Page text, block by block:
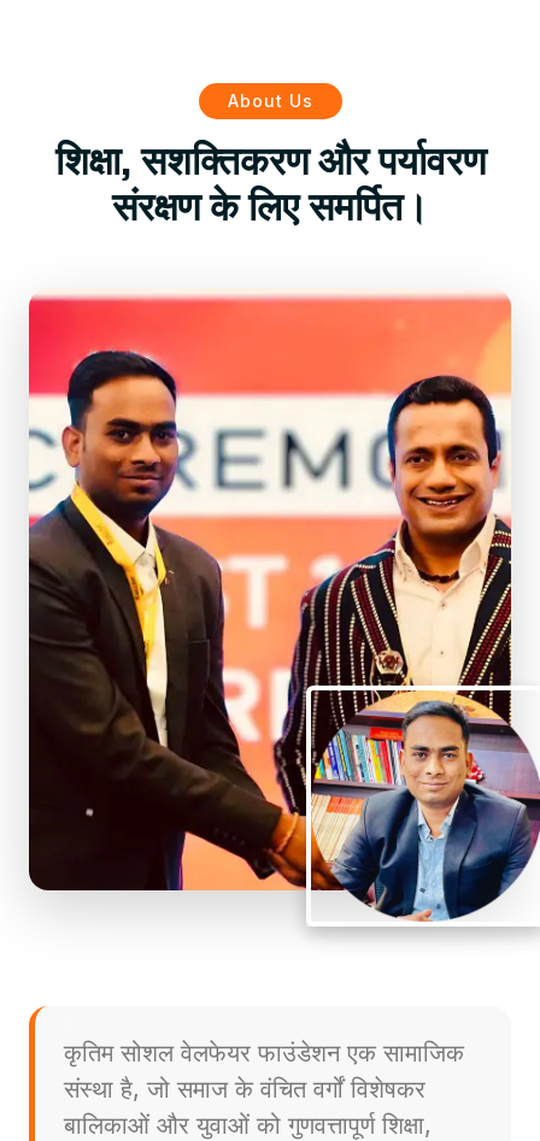
About Us
शिक्षा, सशक्तिकरण और पर्यावरण
संरक्षण के लिए समर्पित।
कृतिम सोशल वेलफेयर फाउंडेशन एक सामाजिक
संस्था है, जो समाज के वंचित वर्गों विशेषकर
बालिकाओं और युवाओं को गुणवत्तापूर्ण शिक्षा,